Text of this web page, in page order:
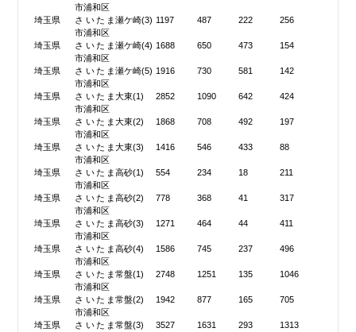
市浦和区
埼玉県
さいたま
市浦和区
瀬ケ崎(3) 1197 487 222 256
埼玉県
さいたま
市浦和区
瀬ケ崎(4) 1688 650 473 154
埼玉県
さいたま
市浦和区
瀬ケ崎(5) 1916 730 581 142
埼玉県
さいたま
市浦和区
大東(1) 2852 1090 642 424
埼玉県
さいたま
市浦和区
大東(2) 1868 708 492 197
埼玉県
さいたま
市浦和区
大東(3) 1416 546 433 88
埼玉県
さいたま
市浦和区
高砂(1) 554 234 18 211
埼玉県
さいたま
市浦和区
高砂(2) 778 368 41 317
埼玉県
さいたま
市浦和区
高砂(3) 1271 464 44 411
埼玉県
さいたま
市浦和区
高砂(4) 1586 745 237 496
埼玉県
さいたま
市浦和区
常盤(1) 2748 1251 135 1046
埼玉県
さいたま
市浦和区
常盤(2) 1942 877 165 705
埼玉県
さいたま常盤(3) 3527 1631 293 1313